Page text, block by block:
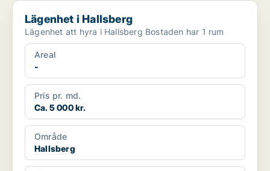
Lägenhet i Hallsberg
Lägenhet i Hallsberg
Lägenhet att hyra i Hallsberg Bostaden har 1 rum
Areal
-
Pris pr. md.
Ca. 5 000 kr.
Område
Hallsberg